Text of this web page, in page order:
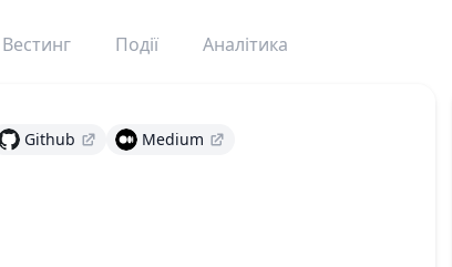
Вестинг Події Аналітика
Github Medium